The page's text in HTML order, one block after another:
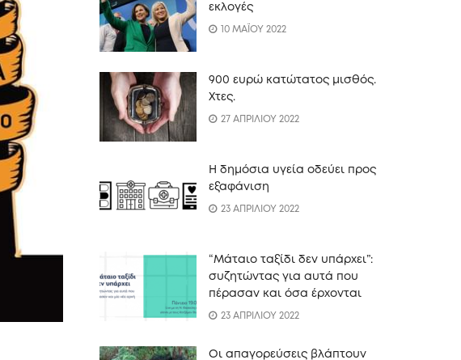
εκλογές
10 ΜΑΪΟΥ 2022
900 ευρώ κατώτατος μισθός.
Xτες.
27 ΑΠΡΙΛΙΟΥ 2022
Η δημόσια υγεία οδεύει προς
εξαφάνιση
23 ΑΠΡΙΛΙΟΥ 2022
“Mάταιο ταξίδι δεν υπάρχει”:
συζητώντας για αυτά που
πέρασαν και όσα έρχονται
23 ΑΠΡΙΛΙΟΥ 2022
Οι απαγορεύσεις βλάπτουν